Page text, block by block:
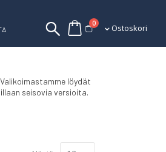
Ostoskori
0tuotettaOstoskori
löydät
seisovia versioita.